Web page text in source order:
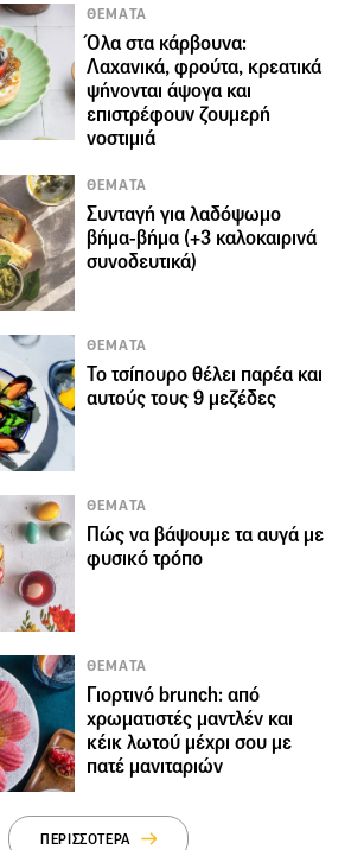
ΘΕΜΑΤΑ
Όλα στα κάρβουνα:
Λαχανικά, φρούτα, κρεατικά
ψήνονται άψογα και
επιστρέφουν ζουμερή
νοστιμιά
ΘΕΜΑΤΑ
Συνταγή για λαδόψωμο
βήμα-βήμα (+3 καλοκαιρινά
συνοδευτικά)
ΘΕΜΑΤΑ
Το τσίπουρο θέλει παρέα και
αυτούς τους 9 μεζέδες
ΘΕΜΑΤΑ
Πώς να βάψουμε τα αυγά με
φυσικό τρόπο
ΘΕΜΑΤΑ
Γιορτινό brunch: από
χρωματιστές μαντλέν και
κέικ λωτού μέχρι σου με
πατέ μανιταριών
ΠΕΡΙΣΣΟΤΕΡΑ